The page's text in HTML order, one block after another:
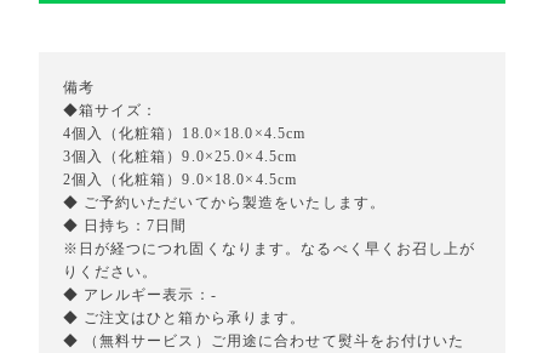
備考
◆箱サイズ：
4個入（化粧箱）18.0×18.0×4.5cm
3個入（化粧箱）9.0×25.0×4.5cm
2個入（化粧箱）9.0×18.0×4.5cm
◆ ご予約いただいてから製造をいたします。
◆ 日持ち：7日間
※日が経つにつれ固くなります。なるべく早くお召し上が
りください。
◆ アレルギー表示：-
◆ ご注文はひと箱から承ります。
◆ （無料サービス）ご用途に合わせて熨斗をお付けいた